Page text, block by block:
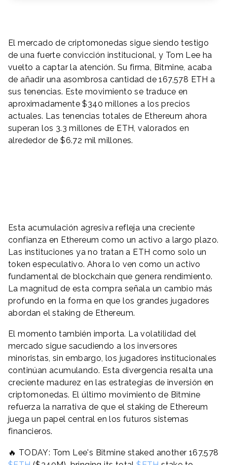
El mercado de criptomonedas sigue siendo testigo
de una fuerte convicción institucional, y Tom Lee ha
vuelto a captar la atención. Su firma, Bitmine, acaba
de añadir una asombrosa cantidad de 167,578 ETH a
sus tenencias. Este movimiento se traduce en
aproximadamente $340 millones a los precios
actuales. Las tenencias totales de Ethereum ahora
superan los 3.3 millones de ETH, valorados en
alrededor de $6.72 mil millones.
Esta acumulación agresiva refleja una creciente
confianza en Ethereum como un activo a largo plazo.
Las instituciones ya no tratan a ETH como solo un
token especulativo. Ahora lo ven como un activo
fundamental de blockchain que genera rendimiento.
La magnitud de esta compra señala un cambio más
profundo en la forma en que los grandes jugadores
abordan el staking de Ethereum.
El momento también importa. La volatilidad del
mercado sigue sacudiendo a los inversores
minoristas, sin embargo, los jugadores institucionales
continúan acumulando. Esta divergencia resalta una
creciente madurez en las estrategias de inversión en
criptomonedas. El último movimiento de Bitmine
refuerza la narrativa de que el staking de Ethereum
juega un papel central en los futuros sistemas
financieros.
🔥 TODAY: Tom Lee's Bitmine staked another 167,578